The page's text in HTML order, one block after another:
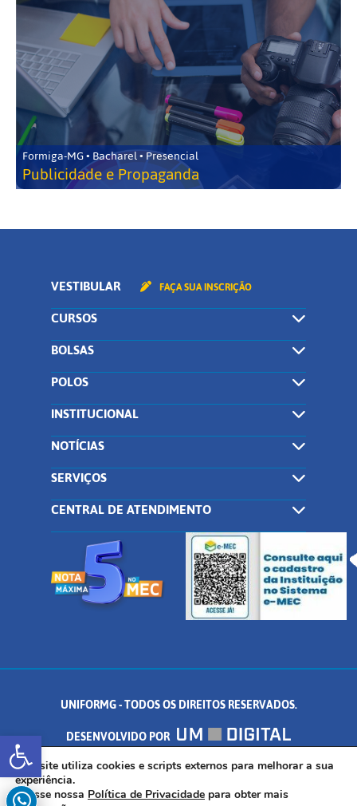
Abrir a barra de ferramentas
Formiga-MG • Bacharel • Presencial
Publicidade e Propaganda
VESTIBULAR FAÇA SUA INSCRIÇÃO
CURSOS
BOLSAS
POLOS
INSTITUCIONAL
NOTÍCIAS
SERVIÇOS
CENTRAL DE ATENDIMENTO
UNIFORMG - TODOS OS DIREITOS RESERVADOS.
DESENVOLVIDO POR
AV. DR. ARNALDO DE SENNA, 328 - PALMEIRAS, FORMIGA/MG - CEP:
35.574.530
Este site utiliza cookies e scripts externos para melhorar a sua
experiência.
Acesse nossa Política de Privacidade para obter mais